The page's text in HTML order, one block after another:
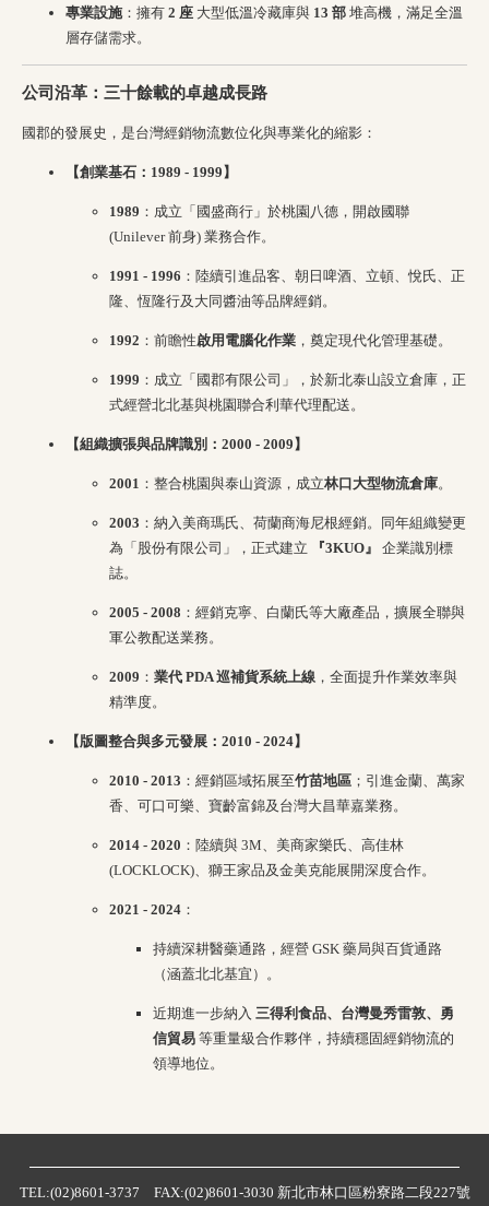
專業設施：擁有 2 座 大型低溫冷藏庫與 13 部 堆高機，滿足全溫
層存儲需求。
公司沿革：三十餘載的卓越成長路
國郡的發展史，是台灣經銷物流數位化與專業化的縮影：
【創業基石：1989 - 1999】
1989 ：成立「國盛商行」於桃園八德，開啟國聯
(Unilever 前身) 業務合作。
1991 - 1996 ：陸續引進品客、朝日啤酒、立頓、悅氏、正
隆、恆隆行及大同醬油等品牌經銷。
1992 ：前瞻性啟用電腦化作業 ，奠定現代化管理基礎。
1999 ：成立「國郡有限公司」，於新北泰山設立倉庫，正
式經營北北基與桃園聯合利華代理配送。
【組織擴張與品牌識別：2000 - 2009】
2001 ：整合桃園與泰山資源，成立林口大型物流倉庫。
2003 ：納入美商瑪氏、荷蘭商海尼根經銷。同年組織變更
為「股份有限公司」，正式建立
『3KUO』
企業識別標
誌。
2005 - 2008 ：經銷克寧、白蘭氏等大廠產品，擴展全聯與
軍公教配送業務。
2009 ： 業代 PDA 巡補貨系統上線 ，全面提升作業效率與
精準度。
【版圖整合與多元發展：2010 - 2024】
2010 - 2013 ：經銷區域拓展至竹苗地區 ；引進金蘭、萬家
香、可口可樂、寶齡富錦及台灣大昌華嘉業務。
2014 - 2020 ：陸續與 3M、美商家樂氏、高佳林
(LOCKLOCK)、獅王家品及金美克能展開深度合作。
2021 - 2024 ：
持續深耕醫藥通路，經營 GSK 藥局與百貨通路
（涵蓋北北基宜）。
近期進一步納入 三得利食品、台灣曼秀雷敦、勇
信貿易 等重量級合作夥伴，持續穩固經銷物流的
領導地位。
TEL:(02)8601-3737 FAX:(02)8601-3030 新北市林口區粉寮路二段227號